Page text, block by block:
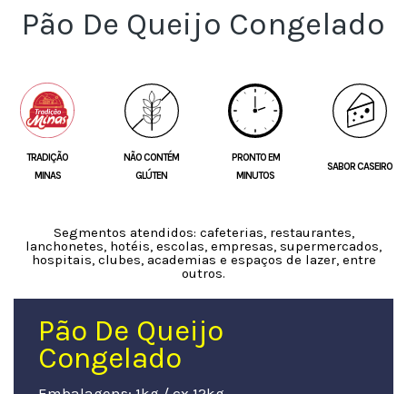
Pão De Queijo Congelado
TRADIÇÃO
MINAS
NÃO CONTÉM
GLÚTEN
PRONTO EM
MINUTOS
SABOR CASEIRO
Segmentos atendidos: cafeterias, restaurantes,
lanchonetes, hotéis, escolas, empresas, supermercados,
hospitais, clubes, academias e espaços de lazer, entre
outros.
Pão De Queijo
Congelado